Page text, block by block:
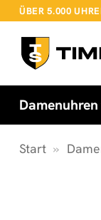
Zum
springen
ÜBER 5.000
Damenuhren
Start »